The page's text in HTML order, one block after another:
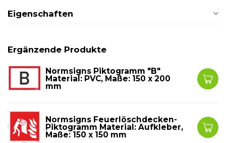
Eigenschaften
Ergänzende Produkte
Normsigns Piktogramm "B"
Material: PVC, Maße: 150 x 200
mm
Normsigns Feuerlöschdecken-
Piktogramm Material: Aufkleber,
Maße: 150 x 150 mm